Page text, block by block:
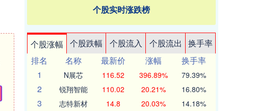
个股实时涨跌榜
个股涨幅 个股跌幅 个股流入 个股流出
换手率
排名
名称 最新价 涨幅
换手率
1
N展芯 116.52 396.89% 79.39%
2 锐翔智能 110.02 20.21% 16.80%
3 志特新材 14.8 20.03% 14.18%